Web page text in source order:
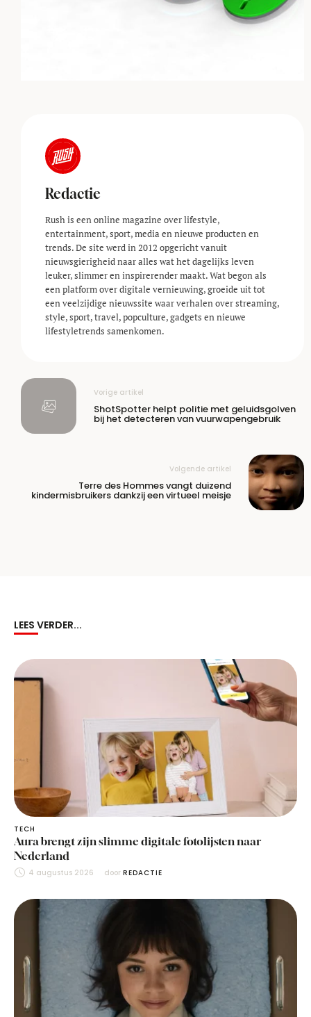
Redactie
Rush is een online magazine over lifestyle,
entertainment, sport, media en nieuwe producten en
trends. De site werd in 2012 opgericht vanuit
nieuwsgierigheid naar alles wat het dagelijks leven
leuker, slimmer en inspirerender maakt. Wat begon als
een platform over digitale vernieuwing, groeide uit tot
een veelzijdige nieuwssite waar verhalen over streaming,
style, sport, travel, popculture, gadgets en nieuwe
lifestyle­trends samenkomen.
Vorige artikel
ShotSpotter helpt politie met geluidsgolven
bij het detecteren van vuurwapengebruik
Volgende artikel
Terre des Hommes vangt duizend
kindermisbruikers dankzij een virtueel meisje
LEES VERDER...
TECH
Aura brengt zijn slimme digitale fotolijsten naar
Nederland
4 augustus 2026 door REDACTIE